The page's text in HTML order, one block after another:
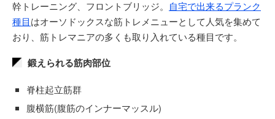
幹トレーニング、フロントブリッジ。 自宅で出来るプランク
種目はオーソドックスな筋トレメニューとして人気を集めて
おり、筋トレマニアの多くも取り入れている種目です。
鍛えられる筋肉部位
脊柱起立筋群
腹横筋(腹筋のインナーマッスル)